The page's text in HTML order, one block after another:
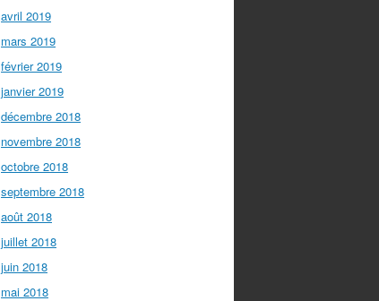
avril 2019
mars 2019
février 2019
janvier 2019
décembre 2018
novembre 2018
octobre 2018
septembre 2018
août 2018
juillet 2018
juin 2018
mai 2018